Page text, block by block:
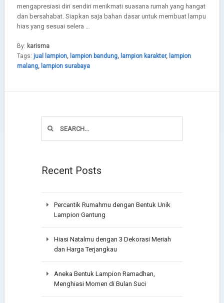
mengapresiasi diri sendiri menikmati suasana rumah yang hangat
dan bersahabat. Siapkan saja bahan dasar untuk membuat lampu
hias yang sesuai selera …
By: karisma
Tags: jual lampion, lampion bandung, lampion karakter, lampion
malang, lampion surabaya
Recent Posts
Percantik Rumahmu dengan Bentuk Unik
Lampion Gantung
Hiasi Natalmu dengan 3 Dekorasi Meriah
dan Harga Terjangkau
Aneka Bentuk Lampion Ramadhan,
Menghiasi Momen di Bulan Suci